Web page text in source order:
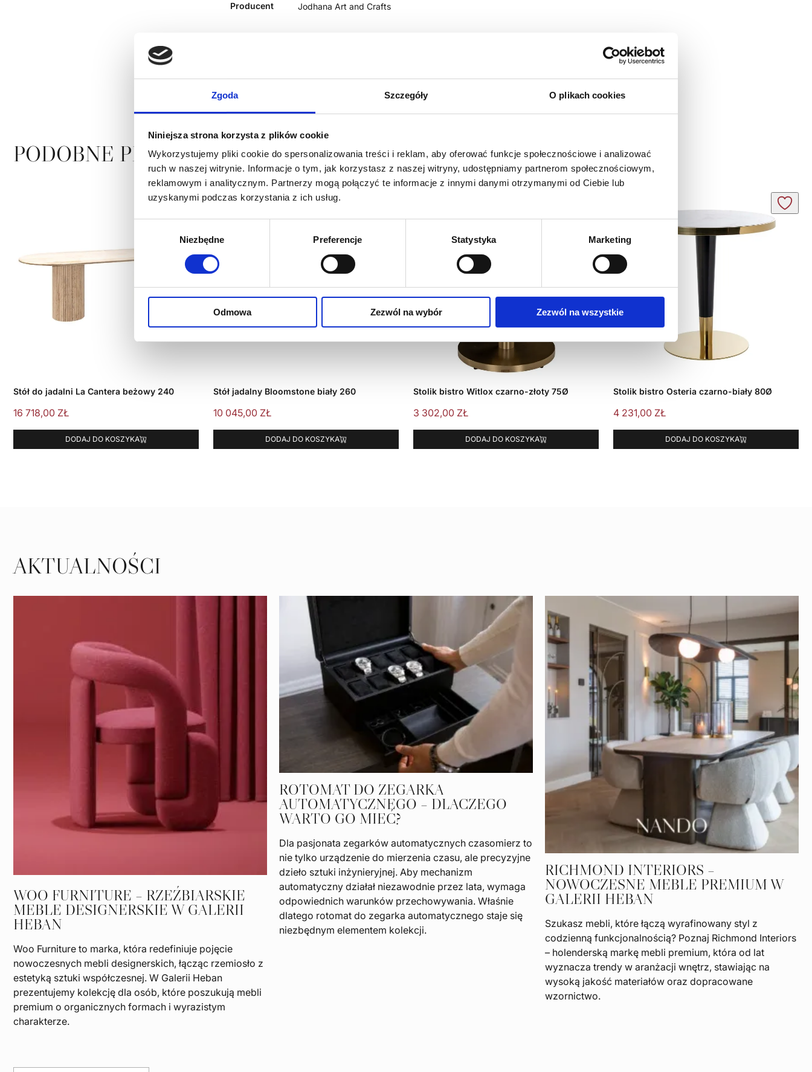
Zgoda Szczegóły O plikach cookies
Niniejsza strona korzysta z plików cookie
Wykorzystujemy pliki cookie do spersonalizowania treści i reklam, aby oferować funkcje społecznościowe i analizować
ruch w naszej witrynie. Informacje o tym, jak korzystasz z naszej witryny, udostępniamy partnerom społecznościowym,
reklamowym i analitycznym. Partnerzy mogą połączyć te informacje z innymi danymi otrzymanymi od Ciebie lub
uzyskanymi podczas korzystania z ich usług.
Niezbędne Preferencje Statystyka Marketing
Odmowa Zezwól na wybór Zezwól na wszystkie
Producent Jodhana Art and Crafts
PODOBNE PRODUKTY
Stół do jadalni La Cantera beżowy 240
16 718,00 ZŁ
DODAJ DO KOSZYKA
Stół jadalny Bloomstone biały 260
10 045,00 ZŁ
DODAJ DO KOSZYKA
Stolik bistro Witlox czarno-złoty 75Ø
3 302,00 ZŁ
DODAJ DO KOSZYKA
Stolik bistro Osteria czarno-biały 80Ø
4 231,00 ZŁ
DODAJ DO KOSZYKA
AKTUALNOŚCI
WOO FURNITURE – RZEŹBIARSKIE
MEBLE DESIGNERSKIE W GALERII
HEBAN
Woo Furniture to marka, która redefiniuje pojęcie
nowoczesnych mebli designerskich, łącząc rzemiosło z
estetyką sztuki współczesnej. W Galerii Heban
prezentujemy kolekcję dla osób, które poszukują mebli
premium o organicznych formach i wyrazistym
charakterze.
ROTOMAT DO ZEGARKA
AUTOMATYCZNEGO – DLACZEGO
WARTO GO MIEĆ?
Dla pasjonata zegarków automatycznych czasomierz to
nie tylko urządzenie do mierzenia czasu, ale precyzyjne
dzieło sztuki inżynieryjnej. Aby mechanizm
automatyczny działał niezawodnie przez lata, wymaga
odpowiednich warunków przechowywania. Właśnie
dlatego rotomat do zegarka automatycznego staje się
niezbędnym elementem kolekcji.
RICHMOND INTERIORS –
NOWOCZESNE MEBLE PREMIUM W
GALERII HEBAN
Szukasz mebli, które łączą wyrafinowany styl z
codzienną funkcjonalnością? Poznaj Richmond Interiors
– holenderską markę mebli premium, która od lat
wyznacza trendy w aranżacji wnętrz, stawiając na
wysoką jakość materiałów oraz dopracowane
wzornictwo.